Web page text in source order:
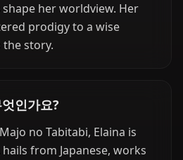
her worldview. Her
prodigy to a wise
story.
인가요?
no Tabitabi, Elaina is
from Japanese, works